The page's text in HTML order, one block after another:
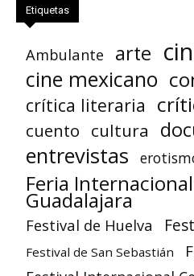
Etiquetas
Ambulante arte
cine mexicano
crítica literaria
cuento cultura
entrevistas
Feria
Guadalajara
Festival de Huelva
Festival de San Sebastián